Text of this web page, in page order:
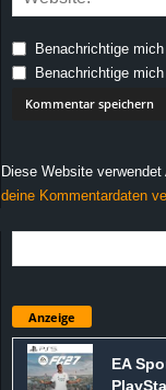
Benachrichtige
Benachrichtige
Diese Website
deine Kommentardaten
Anzeige
EA